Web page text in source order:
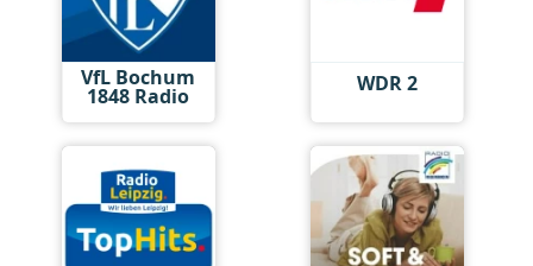
VfL Bochum
1848 Radio WDR 2